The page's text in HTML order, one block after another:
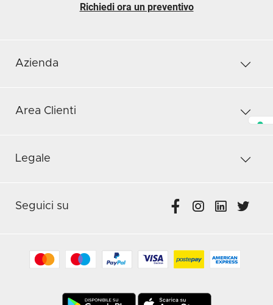
Richiedi ora un preventivo
Azienda
Area Clienti
Legale
Seguici su